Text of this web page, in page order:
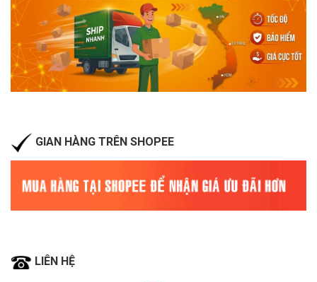
GIAN HÀNG TRÊN SHOPEE
LIÊN HỆ